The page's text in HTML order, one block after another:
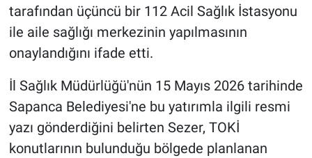
tarafından üçüncü bir 112 Acil Sağlık İstasyonu
ile aile sağlığı merkezinin yapılmasının
onaylandığını ifade etti.
İl Sağlık Müdürlüğü'nün 15 Mayıs 2026 tarihinde
Sapanca Belediyesi'ne bu yatırımla ilgili resmi
yazı gönderdiğini belirten Sezer, TOKİ
konutlarının bulunduğu bölgede planlanan